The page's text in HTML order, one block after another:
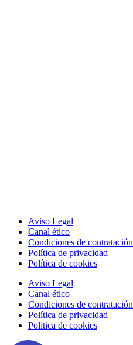
Aviso Legal
Canal ético
Condiciones de contratación
Política de privacidad
Política de cookies
Aviso Legal
Canal ético
Condiciones de contratación
Política de privacidad
Política de cookies